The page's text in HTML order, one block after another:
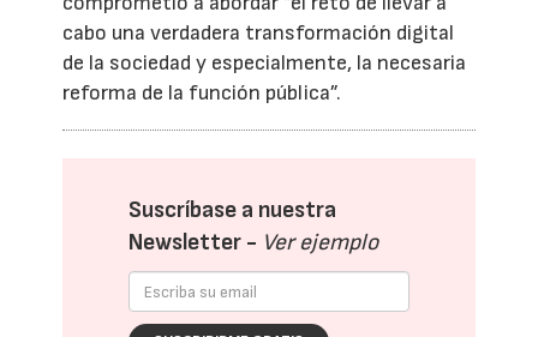
cabo una verdadera transformación digital
de la sociedad y especialmente, la necesaria
reforma de la función pública”.
Suscríbase a nuestra
Newsletter - Ver ejemplo